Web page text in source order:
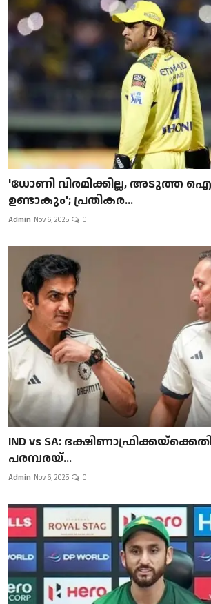
'ധോണി വിരമിക്കില്ല, അടുത്ത
ഉണ്ടാകും'; പ്രതികര...
Admin Nov 6, 2025 0
IND vs SA:
പരമ്പരയ്...
Admin Nov 6, 2025 0